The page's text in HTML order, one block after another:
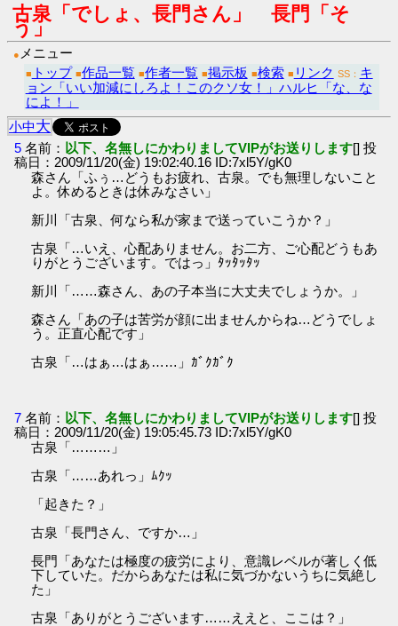
古泉「でしょ、長門さん」 長門「そ
う」
● メニュー
■ トップ ■作品一覧 ■作者一覧 ■掲示板 ■検索 ■ リンク SS： キ
ョン「いい加減にしろよ！このクソ女！」ハルヒ「な、な
によ！」
小中大
5 名前： 以下、名無しにかわりましてVIPがお送りします[] 投
稿日：2009/11/20(金) 19:02:40.16 ID:7xl5Y/gK0
森さん「ふぅ…どうもお疲れ、古泉。でも無理しないこと
よ。休めるときは休みなさい」
新川「古泉、何なら私が家まで送っていこうか？」
古泉「…いえ、心配ありません。お二方、ご心配どうもあ
りがとうございます。ではっ」ﾀｯﾀｯﾀｯ
新川「……森さん、あの子本当に大丈夫でしょうか。」
森さん「あの子は苦労が顔に出ませんからね…どうでしょ
う。正直心配です」
古泉「…はぁ…はぁ……」ｶﾞｸｶﾞｸ
7 名前： 以下、名無しにかわりましてVIPがお送りします[] 投
稿日：2009/11/20(金) 19:05:45.73 ID:7xl5Y/gK0
古泉「………」
古泉「……あれっ」ﾑｸｯ
「起きた？」
古泉「長門さん、ですか…」
長門「あなたは極度の疲労により、意識レベルが著しく低
下していた。だからあなたは私に気づかないうちに気絶し
た」
古泉「ありがとうございます……ええと、ここは？」